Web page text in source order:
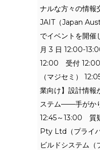
ナルな方々の情報
JAIT（Japan
でイベントを開
月 3 日 12:00-
12:00 受付
（マジセミ）
業向け】設計情報
ステム——手がか
12:45～13:00 質
Pty Ltd（プライ
ビルドシステム（